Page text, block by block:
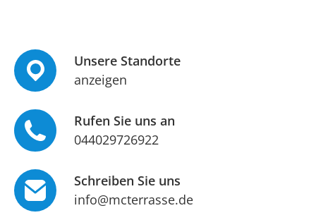
Unsere Standorte
anzeigen
Rufen Sie uns an
044029726922
Schreiben Sie uns
info@mcterrasse.de